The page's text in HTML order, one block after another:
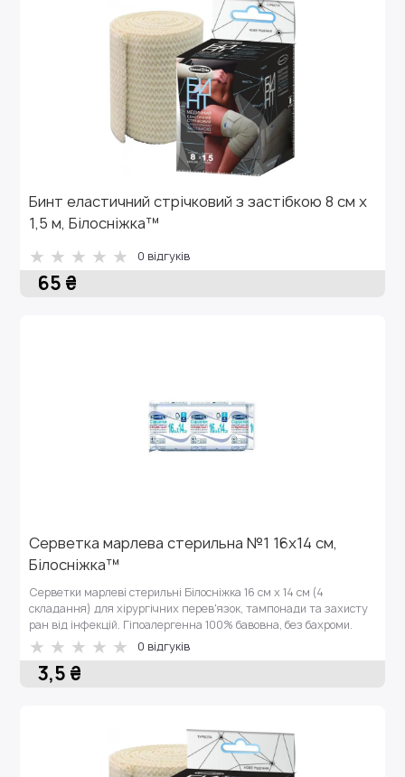
Бинт еластичний стрічковий з застібкою 8 см х
1,5 м, Білосніжка™
0 відгуків
65 ₴
Серветка марлева стерильна №1 16х14 см,
Білосніжка™
Серветки марлеві стерильні Білосніжка 16 см х 14 см (4
складання) для хірургічних перев'язок, тампонади та захисту
ран від інфекцій. Гіпоалергенна 100% бавовна, без бахроми.
0 відгуків
3,5 ₴